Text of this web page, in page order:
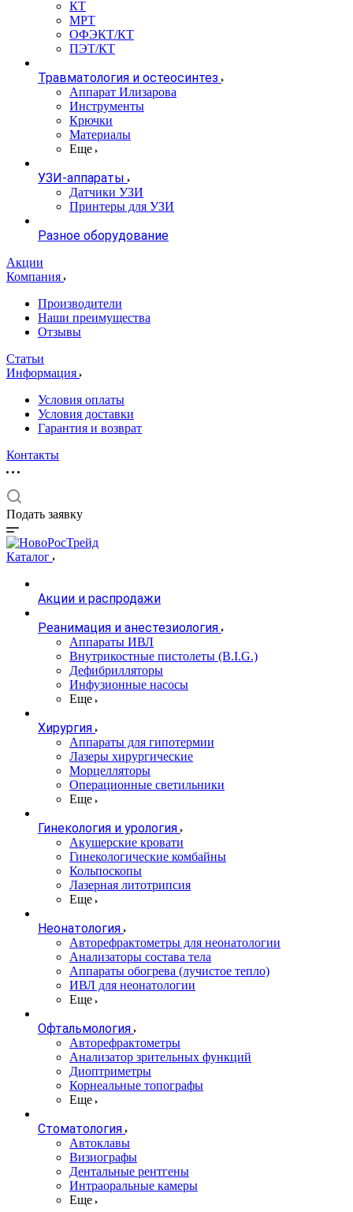
КТ
МРТ
ОФЭКТ/КТ
ПЭТ/КТ
Травматология и остеосинтез
Аппарат Илизарова
Инструменты
Крючки
Материалы
Еще
УЗИ-аппараты
Датчики УЗИ
Принтеры для УЗИ
Разное оборудование
Акции
Компания
Производители
Наши преимущества
Отзывы
Статьи
Информация
Условия оплаты
Условия доставки
Гарантия и возврат
Контакты
Подать заявку
Каталог
Акции и распродажи
Реанимация и анестезиология
Аппараты ИВЛ
Внутрикостные пистолеты (B.I.G.)
Дефибрилляторы
Инфузионные насосы
Еще
Хирургия
Аппараты для гипотермии
Лазеры хирургические
Морцелляторы
Операционные светильники
Еще
Гинекология и урология
Акушерские кровати
Гинекологические комбайны
Кольпоскопы
Лазерная литотрипсия
Еще
Неонатология
Авторефрактометры для неонатологии
Анализаторы состава тела
Аппараты обогрева (лучистое тепло)
ИВЛ для неонатологии
Еще
Офтальмология
Авторефрактометры
Анализатор зрительных функций
Диоптриметры
Корнеальные топографы
Еще
Стоматология
Автоклавы
Визиографы
Дентальные рентгены
Интраоральные камеры
Еще